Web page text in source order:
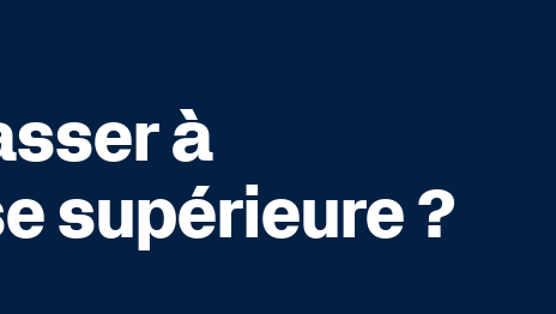
à
supérieure ?